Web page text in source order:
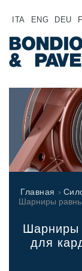
ITA ENG DEU
O HAC
ПРОДУКЦИЯ
ОБЛАСТИ
СБЫТОВАЯ
РАБОТА У НАС
Силовая
Карданные
Редукторы,
Редукторы
Редукторы
Pедукторы
Главная ›
Шарниры
Шарниры
для